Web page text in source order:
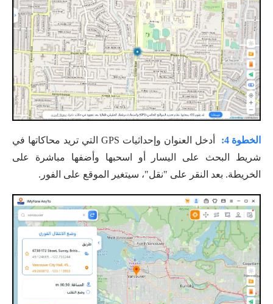
الخطوة 4:
أدخل العنوان وإحداثيات GPS التي تريد محاكاتها في
شريط البحث على اليسار أو اسحبها وأضفها مباشرة على
الخريطة. بعد النقر على "نقل"، سيتغير الموقع على الفور.